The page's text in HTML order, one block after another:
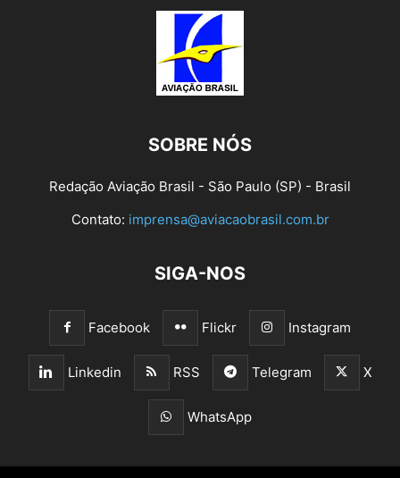
SOBRE NÓS
Redação Aviação Brasil - São Paulo (SP) - Brasil
Contato: imprensa@aviacaobrasil.com.br
SIGA-NOS
Facebook Flickr Instagram
Linkedin RSS Telegram X
WhatsApp